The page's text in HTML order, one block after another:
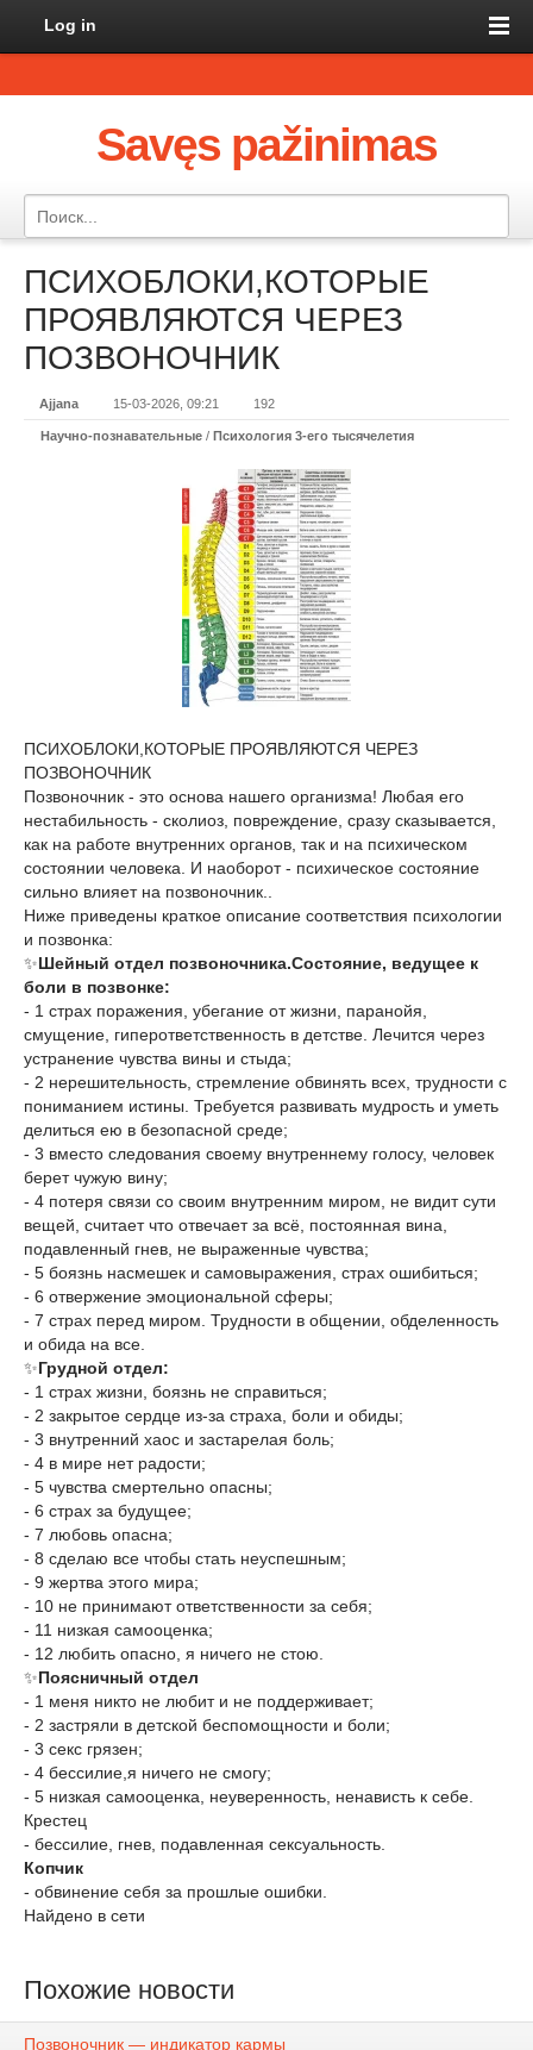
Log in
Savęs pažinimas
ПСИХОБЛОКИ,КОТОРЫЕ
ПРОЯВЛЯЮТСЯ ЧЕРЕЗ
ПОЗВОНОЧНИК
Ajjana 15-03-2026, 09:21 192
Научно-познавательные / Психология 3-его тысячелетия
ПСИХОБЛОКИ,КОТОРЫЕ ПРОЯВЛЯЮТСЯ ЧЕРЕЗ
ПОЗВОНОЧНИК
Позвоночник - это основа нашего организма! Любая его
нестабильность - сколиоз, повреждение, сразу сказывается,
как на работе внутренних органов, так и на психическом
состоянии человека. И наоборот - психическое состояние
сильно влияет на позвоночник..
Ниже приведены краткое описание соответствия психологии
и позвонка:
✨Шейный отдел позвоночника.Состояние, ведущее к
боли в позвонке:
- 1 страх поражения, убегание от жизни, паранойя,
смущение, гиперответственность в детстве. Лечится через
устранение чувства вины и стыда;
- 2 нерешительность, стремление обвинять всех, трудности с
пониманием истины. Требуется развивать мудрость и уметь
делиться ею в безопасной среде;
- 3 вместо следования своему внутреннему голосу, человек
берет чужую вину;
- 4 потеря связи со своим внутренним миром, не видит сути
вещей, считает что отвечает за всё, постоянная вина,
подавленный гнев, не выраженные чувства;
- 5 боязнь насмешек и самовыражения, страх ошибиться;
- 6 отвержение эмоциональной сферы;
- 7 страх перед миром. Трудности в общении, обделенность
и обида на все.
✨Грудной отдел:
- 1 страх жизни, боязнь не справиться;
- 2 закрытое сердце из-за страха, боли и обиды;
- 3 внутренний хаос и застарелая боль;
- 4 в мире нет радости;
- 5 чувства смертельно опасны;
- 6 страх за будущее;
- 7 любовь опасна;
- 8 сделаю все чтобы стать неуспешным;
- 9 жертва этого мира;
- 10 не принимают ответственности за себя;
- 11 низкая самооценка;
- 12 любить опасно, я ничего не стою.
✨Поясничный отдел
- 1 меня никто не любит и не поддерживает;
- 2 застряли в детской беспомощности и боли;
- 3 секс грязен;
- 4 бессилие,я ничего не смогу;
- 5 низкая самооценка, неуверенность, ненависть к себе.
Крестец
- бессилие, гнев, подавленная сексуальность.
Копчик
- обвинение себя за прошлые ошибки.
Найдено в сети
Похожие новости
Позвоночник — индикатор кармы